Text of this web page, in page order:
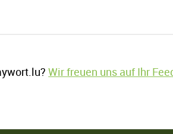
Wir freuen uns auf Ihr